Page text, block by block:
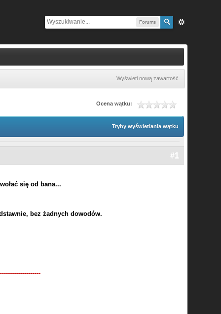
Forums
Wyświetl nową zawartość
Ocena wątku:
Tryby wyświetlania wątku
#1
się od bana...
bez żadnych dowodów.